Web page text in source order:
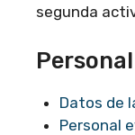
segunda
Personal
Datos de
Personal